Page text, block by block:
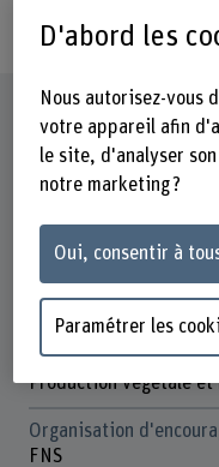
werden
Fiche
Départements
alimentaires
Institut(s)
Agronomie
Unité(s) de recherche
Production végétale
Organisation
FNS
D'abord les
Nous autorisez-vous
votre appareil afin
le site, d'analyser
notre marketing ?
Oui, consentir à
Paramétrer les